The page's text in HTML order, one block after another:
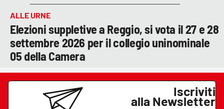
ALLE URNE
Elezioni suppletive a Reggio, si vota il 27 e 28
settembre 2026 per il collegio uninominale
05 della Camera
Iscriviti
alla Newsletter